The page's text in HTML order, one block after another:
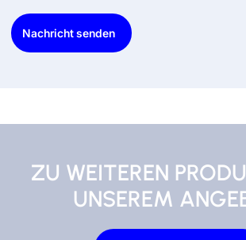
Nachricht senden
ZU WEITEREN
UNSEREM